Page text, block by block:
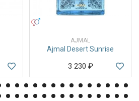
AJMAL
Ajmal Desert Sunrise
3 230 ₽